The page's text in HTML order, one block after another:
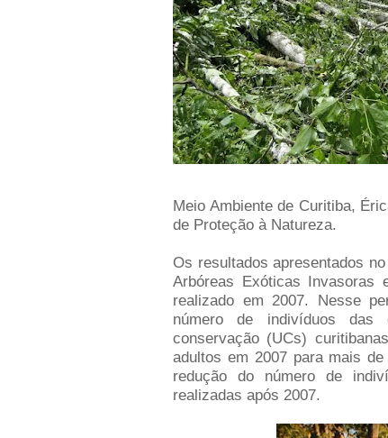
Meio Ambiente de Curitiba,
de Proteção à Natureza.
Os resultados apresentados
Arbóreas Exóticas Invasoras
realizado em 2007. Nesse
número de indivíduos das
conservação (UCs)
adultos em 2007 para mais
redução do número de
realizadas após 2007.